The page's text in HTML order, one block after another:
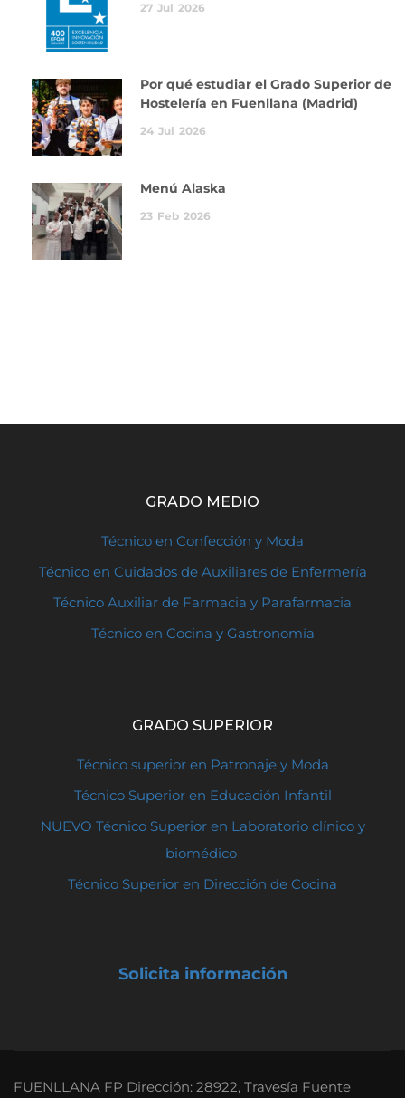
27 Jul 2026
Por qué estudiar el Grado Superior de
Hostelería en Fuenllana (Madrid)
24 Jul 2026
Menú Alaska
23 Feb 2026
GRADO MEDIO
Técnico en Confección y Moda
Técnico en Cuidados de Auxiliares de Enfermería
Técnico Auxiliar de Farmacia y Parafarmacia
Técnico en Cocina y Gastronomía
GRADO SUPERIOR
Técnico superior en Patronaje y Moda
Técnico Superior en Educación Infantil
NUEVO Técnico Superior en Laboratorio clínico y
biomédico
Técnico Superior en Dirección de Cocina
Solicita información
FUENLLANA FP Dirección: 28922, Travesía Fuente